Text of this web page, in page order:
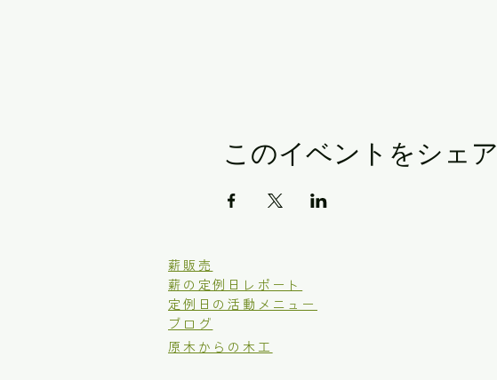
このイベントをシェア
​薪販売
薪の定例日レポート
定例日の活動メニュー
ブログ
原木からの木工